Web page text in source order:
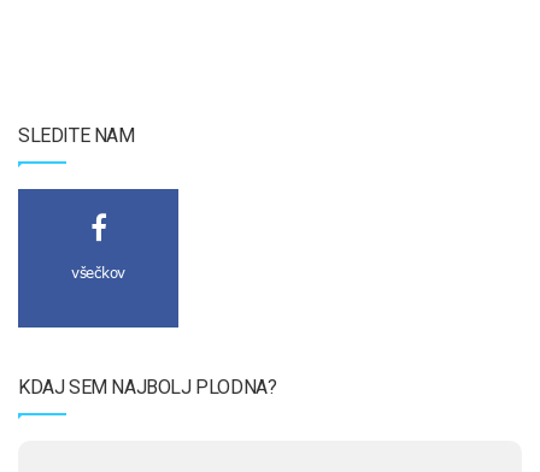
SLEDITE NAM
všečkov
KDAJ SEM NAJBOLJ PLODNA?